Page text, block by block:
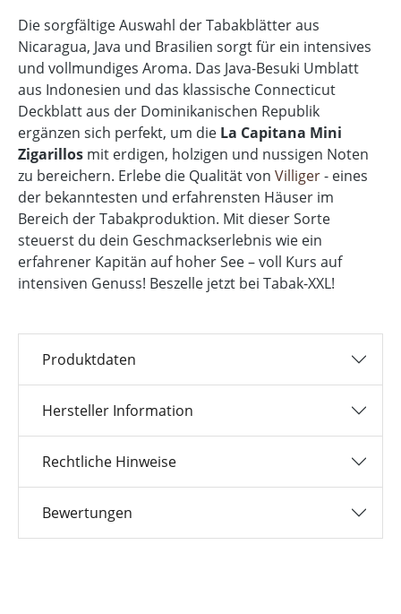
Die sorgfältige Auswahl der Tabakblätter aus
Nicaragua, Java und Brasilien sorgt für ein intensives
und vollmundiges Aroma. Das Java-Besuki Umblatt
aus Indonesien und das klassische Connecticut
Deckblatt aus der Dominikanischen Republik
ergänzen sich perfekt, um die La Capitana Mini
Zigarillos mit erdigen, holzigen und nussigen Noten
zu bereichern. Erlebe die Qualität von Villiger- eines
der bekanntesten und erfahrensten Häuser im
Bereich der Tabakproduktion. Mit dieser Sorte
steuerst du dein Geschmackserlebnis wie ein
erfahrener Kapitän auf hoher See – voll Kurs auf
intensiven Genuss! Beszelle jetzt bei Tabak-XXL!
Produktdaten
Hersteller Information
Rechtliche Hinweise
Bewertungen